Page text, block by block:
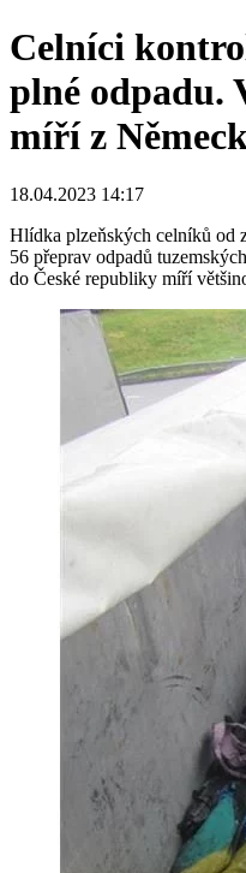
Celníci
plné odpadu.
míří z
18.04.2023 14:17
Hlídka plzeňských celníků od
56 přeprav odpadů
do České republiky míří